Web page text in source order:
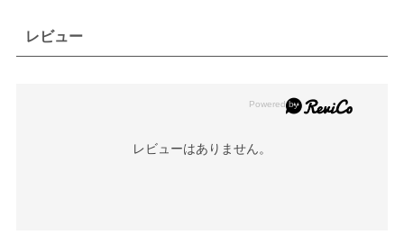
レビュー
レビューはありません。